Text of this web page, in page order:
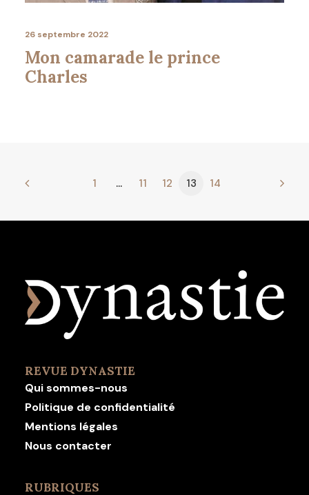
26 septembre 2022
Mon camarade le prince
Charles
1 … 11 12 13 14
REVUE DYNASTIE
Qui sommes-nous
Politique de confidentialité
Mentions légales
Nous contacter
RUBRIQUES